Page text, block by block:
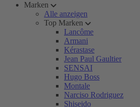
Marken
Alle anzeigen
Top Marken
Lancôme
Armani
Kérastase
Jean Paul Gaultier
SENSAI
Hugo Boss
Montale
Narciso Rodriguez
Shiseido